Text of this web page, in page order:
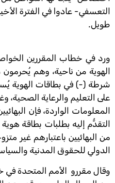
التعسفي- عادوا في الفترة
طويل.
ورد في خطاب المقررين الخواص
الهوية من ناحية، وهم
شرطة (-) في بطاقات الهوية
على التعليم والرعاية
المعلومات الواردة، فإن
التقدُّم إليه بطلبات بطاقة
الدولي للحقوق المدنية والسياسية، وكذلك المادة 7 من اتفاقية
وقال مقررو الأمم المتحدة في